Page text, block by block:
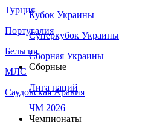
Турция
Португалия
Бельгия
МЛС
Саудовская Аравия
Кубок Украины
Суперкубок Украины
Сборная Украины
Сборные
Лига наций
ЧМ 2026
Чемпионаты